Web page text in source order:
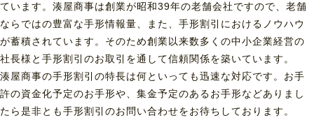
ています。湊屋商事は創業が昭和39年の老舗会社ですので、老舗
ならではの豊富な手形情報量、また、手形割引におけるノウハウ
が蓄積されています。そのため創業以来数多くの中小企業経営の
社長様と手形割引のお取引を通して信頼関係を築いています。
湊屋商事の手形割引の特長は何といっても迅速な対応です。お手
許の資金化予定のお手形や、集金予定のあるお手形などありまし
たら是非とも手形割引のお問い合わせをお待ちしております。